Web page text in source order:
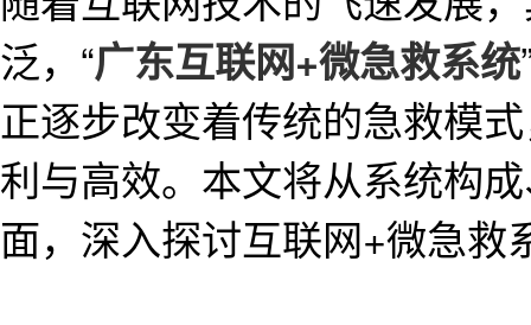
泛，“广东互联网+微急救系统
正逐步改变着传统的急救模
利与高效。本文将从系统构
面，深入探讨互联网+微急救